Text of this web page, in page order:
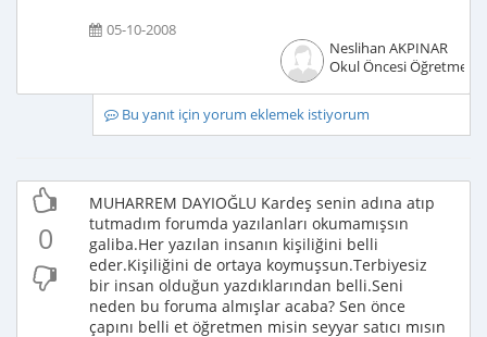
05-10-2008
Neslihan AKPINAR
Okul Öncesi Öğretmeni
Bu yanıt için yorum eklemek istiyorum
0
MUHARREM DAYIOĞLU Kardeş senin adına atıp
tutmadım forumda yazılanları okumamışsın
galiba.Her yazılan insanın kişiliğini belli
eder.Kişiliğini de ortaya koymuşsun.Terbiyesiz
bir insan olduğun yazdıklarından belli.Seni
neden bu foruma almışlar acaba? Sen önce
çapını belli et öğretmen misin seyyar satıcı mısın